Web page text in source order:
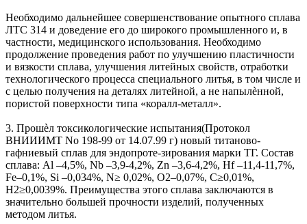
Необходимо дальнейшее совершенствование опытного сплава
ЛТС 314 и доведение его до широкого промышленного и, в
частности, медицинского использования. Необходимо
продолжение проведения работ по улучшению пластичности
и вязкости сплава, улучшения литейных свойств, отработки
технологического процесса специального литья, в том числе и
с целью получения на деталях литейной, а не напылѐнной,
пористой поверхности типа «коралл-металл».
3. Прошѐл токсикологические испытания(Протокол
ВНИИИМТ No 198-99 от 14.07.99 г) новый титаново-
гафниевый сплав для эндопроте-зирования марки ТГ. Состав
сплава: Al –4,5%, Nb –3,9-4,2%, Zn –3,6-4,2%, Hf –11,4-11,7%,
Fe–0,1%, Si –0,034%, N≥ 0,02%, O2–0,07%, C≥0,01%,
H2≥0,0039%. Преимущества этого сплава заключаются в
значительно большей прочности изделий, полученных
методом литья.